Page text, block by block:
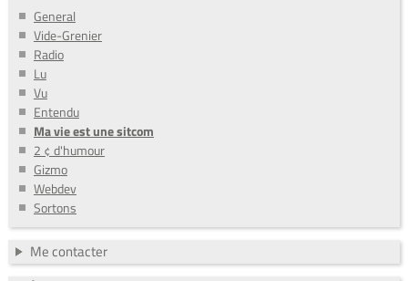
General
Vide-Grenier
Radio
Lu
Vu
Entendu
Ma vie est une sitcom
2 ¢ d'humour
Gizmo
Webdev
Sortons
Me contacter